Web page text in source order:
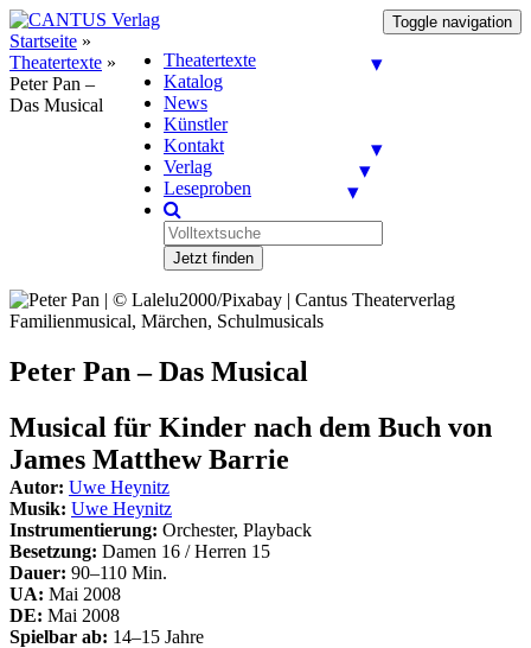
Toggle navigation
Theatertexte
Katalog
News
Künstler
Kontakt
Verlag
Leseproben
Jetzt finden
Startseite »
Theatertexte »
Peter Pan –
Das Musical
Familienmusical, Märchen, Schulmusicals
Peter Pan – Das Musical
Musical für Kinder nach dem Buch von
James Matthew Barrie
Autor: Uwe Heynitz
Musik: Uwe Heynitz
Instrumentierung: Orchester, Playback
Besetzung: Damen 16 / Herren 15
Dauer: 90–110 Min.
UA: Mai 2008
DE: Mai 2008
Spielbar ab: 14–15 Jahre